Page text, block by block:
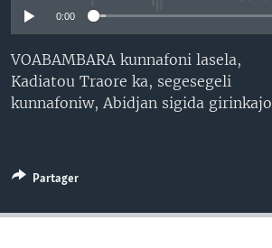
0:00
VOABAMBARA kunnafoni lasela,
Kadiatou Traore ka, segesegeli
kunnafoniw, Abidjan sigida
Partager